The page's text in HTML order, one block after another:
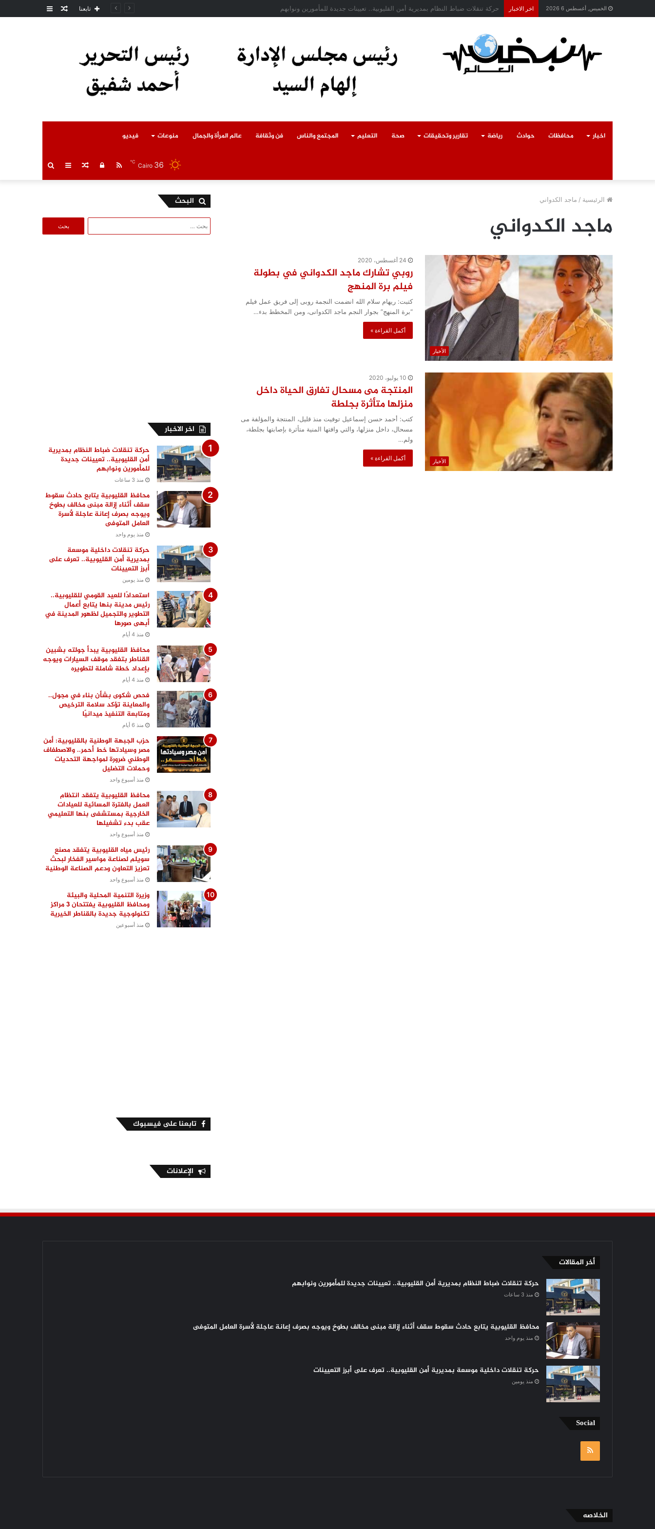
الخميس, أغسطس 6 2026 اخر الاخبار محافظ القليوبية يتابع حادث سقوط سقف أثناء إزالة مبنى مخالف بطوخ ويوجه بصرف إعانة عاجلة لأسرة العامل المتوفى عمودمقال تابعنا
اخبار محافظات حوادث رياضة تقارير وتحقيقات صحة التعليم المجتمع والناس فن وثقافة عالم المرأة والجمال منوعات فيديو
بحث عمود مقالتسجيل RSS Cairo 36
℃
الرئيسية / ماجد الكدواني
ماجد الكدواني
الأخبار
24 أغسطس، 2020
روبي تشارك ماجد الكدواني في بطولة
فيلم برة المنهج
كتبت: ريهام سلام الله انضمت النجمة روبى إلى فريق عمل فيلم
“برة المنهج” بجوار النجم ماجد الكدوانى، ومن المخطط بدء…
أكمل القراءة »
الأخبار
10 يوليو، 2020
المنتجة مى مسحال تفارق الحياة داخل
منزلها متأثرة بجلطة
كتب: أحمد حسن إسماعيل توفيت منذ قليل، المنتجة والمؤلفة مى
مسحال، داخل منزلها، والتي وافتها المنية متأثرة بإصابتها بجلطة،
ولم…
أكمل القراءة »
البحث
عن:
اخر الاخبار
حركة تنقلات ضباط النظام بمديرية
أمن القليوبية.. تعيينات جديدة
للمأمورين ونوابهم
منذ 3 ساعات
محافظ القليوبية يتابع حادث سقوط
سقف أثناء إزالة مبنى مخالف بطوخ
ويوجه بصرف إعانة عاجلة لأسرة
العامل المتوفى
منذ يوم واحد
حركة تنقلات داخلية موسعة
بمديرية أمن القليوبية.. تعرف على
أبرز التعيينات
منذ يومين
استعدادًا للعيد القومي للقليوبية..
رئيس مدينة بنها يتابع أعمال
التطوير والتجميل لظهور المدينة في
أبهى صورها
منذ 4 أيام
محافظ القليوبية يبدأ جولته بشبين
القناطر بتفقد موقف السيارات ويوجه
بإعداد خطة شاملة لتطويره
منذ 4 أيام
فحص شكوى بشأن بناء في مجول..
والمعاينة تؤكد سلامة الترخيص
ومتابعة التنفيذ ميدانيًا
منذ 6 أيام
حزب الجبهة الوطنية بالقليوبية: أمن
مصر وسيادتها خط أحمر.. والاصطفاف
الوطني ضرورة لمواجهة التحديات
وحملات التضليل
منذ أسبوع واحد
محافظ القليوبية يتفقد انتظام
العمل بالفترة المسائية للعيادات
الخارجية بمستشفى بنها التعليمي
عقب بدء تشغيلها
منذ أسبوع واحد
رئيس مياه القليوبية يتفقد مصنع
سويلم لصناعة مواسير الفخار لبحث
تعزيز التعاون ودعم الصناعة الوطنية
منذ أسبوع واحد
وزيرة التنمية المحلية والبيئة
ومحافظ القليوبية يفتتحان 3 مراكز
تكنولوجية جديدة بالقناطر الخيرية
منذ أسبوعين
تابعنا على فيسبوك
الإعلانات
أخر المقالات
حركة تنقلات ضباط النظام بمديرية أمن القليوبية.. تعيينات جديدة للمأمورين ونوابهم
منذ 3 ساعات
محافظ القليوبية يتابع حادث سقوط سقف أثناء إزالة مبنى مخالف بطوخ ويوجه بصرف إعانة عاجلة لأسرة العامل المتوفى
منذ يوم واحد
حركة تنقلات داخلية موسعة بمديرية أمن القليوبية.. تعرف على أبرز التعيينات
منذ يومين
Social
RSS
الخلاصه